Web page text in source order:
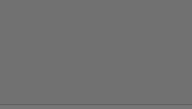
8A5324EB5F3A.jpeg